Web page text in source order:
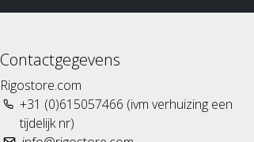
Contactgegevens
Rigostore.com
+31 (0)615057466 (ivm verhuizing een
tijdelijk nr)